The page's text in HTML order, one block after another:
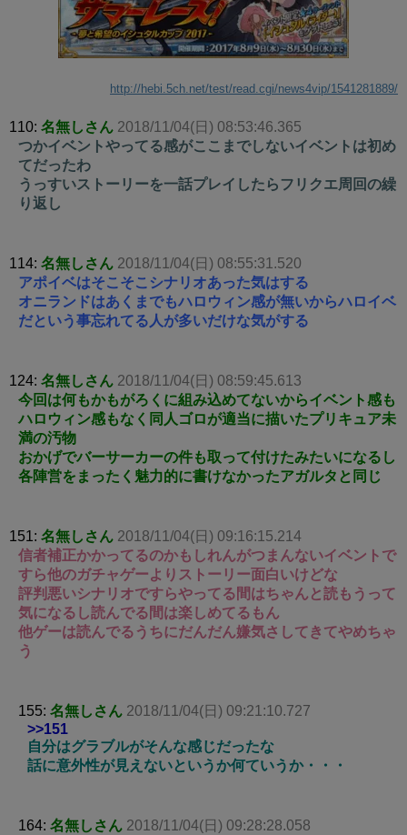
http://hebi.5ch.net/test/read.cgi/news4vip/1541281889/
110: 名無しさん 2018/11/04(日) 08:53:46.365
つかイベントやってる感がここまでしないイベントは初め
てだったわ
うっすいストーリーを一話プレイしたらフリクエ周回の繰
り返し
114: 名無しさん 2018/11/04(日) 08:55:31.520
アポイベはそこそこシナリオあった気はする
オニランドはあくまでもハロウィン感が無いからハロイベ
だという事忘れてる人が多いだけな気がする
124: 名無しさん 2018/11/04(日) 08:59:45.613
今回は何もかもがろくに組み込めてないからイベント感も
ハロウィン感もなく同人ゴロが適当に描いたプリキュア未
満の汚物
おかげでバーサーカーの件も取って付けたみたいになるし
各陣営をまったく魅力的に書けなかったアガルタと同じ
151: 名無しさん 2018/11/04(日) 09:16:15.214
信者補正かかってるのかもしれんがつまんないイベントで
すら他のガチャゲーよりストーリー面白いけどな
評判悪いシナリオですらやってる間はちゃんと読もうって
気になるし読んでる間は楽しめてるもん
他ゲーは読んでるうちにだんだん嫌気さしてきてやめちゃ
う
155: 名無しさん 2018/11/04(日) 09:21:10.727
>>151
自分はグラブルがそんな感じだったな
話に意外性が見えないというか何ていうか・・・
164: 名無しさん 2018/11/04(日) 09:28:28.058